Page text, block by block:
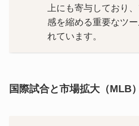
上にも寄与しており
感を縮める重要なツ
れています。
国際試合と市場拡大（MLB）